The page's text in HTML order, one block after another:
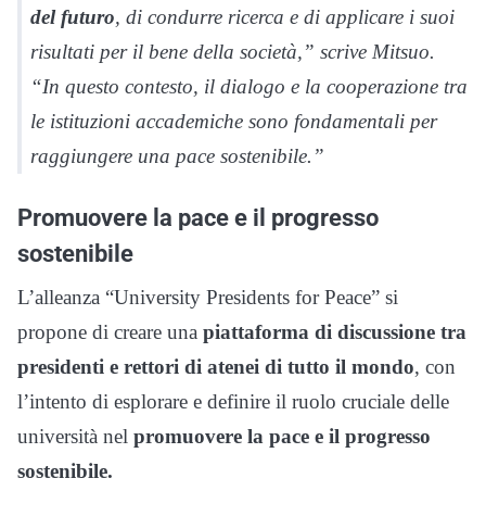
del futuro, di condurre ricerca e di applicare i suoi
risultati per il bene della società,” scrive Mitsuo.
“In questo contesto, il dialogo e la cooperazione tra
le istituzioni accademiche sono fondamentali per
raggiungere una pace sostenibile.”
Promuovere la pace e il progresso
sostenibile
L’alleanza “University Presidents for Peace” si
propone di creare una piattaforma di discussione tra
presidenti e rettori di atenei di tutto il mondo, con
l’intento di esplorare e definire il ruolo cruciale delle
università nel promuovere la pace e il progresso
sostenibile.